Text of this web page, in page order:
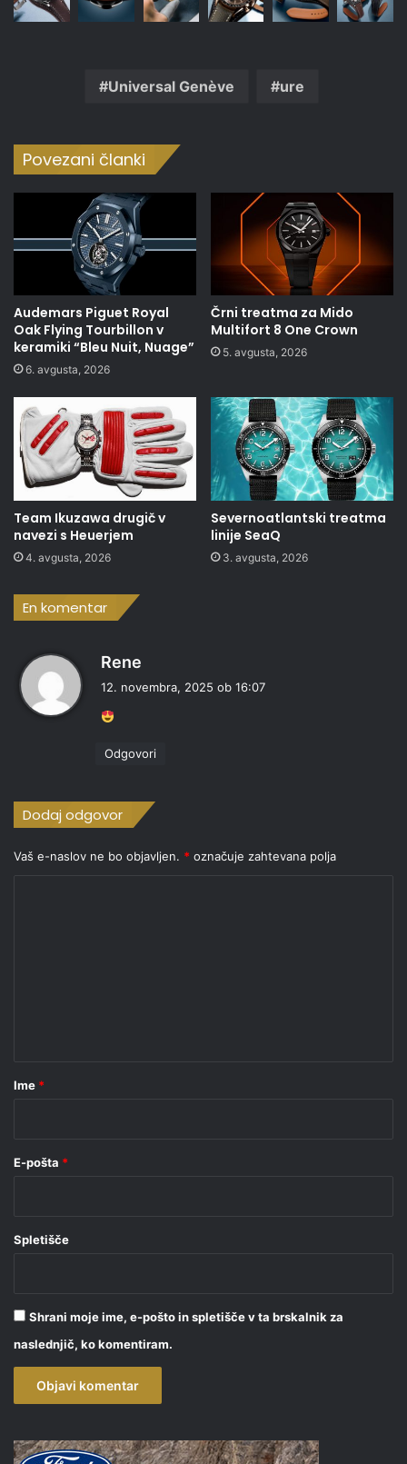
Universal Genève ure
Povezani članki
Audemars Piguet Royal
Oak Flying Tourbillon v
keramiki “Bleu Nuit, Nuage”
6. avgusta, 2026
Črni treatma za Mido
Multifort 8 One Crown
5. avgusta, 2026
Team Ikuzawa drugič v
navezi s Heuerjem
4. avgusta, 2026
Severnoatlantski treatma
linije SeaQ
3. avgusta, 2026
En komentar
Rene
:
12. novembra, 2025 ob 16:07
Odgovori
Dodaj odgovor
Vaš e-naslov ne bo objavljen. * označuje zahtevana polja
rIme *
E-pošta *
Spletišče
Shrani moje ime, e-pošto in spletišče v ta brskalnik za
naslednjič, ko komentiram.